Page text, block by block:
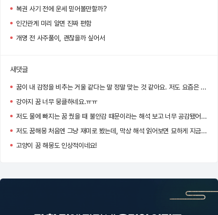
복권 사기 전에 운세 믿어볼만할까?
인간관계 미리 알면 진짜 편함
개명 전 사주풀이, 괜찮을까 싶어서
새댓글
꿈이 내 감정을 비추는 거울 같다는 말 정말 맞는 것 같아요. 저도 요즘은 아침마다 꿈을 기록하게 됐어요 :)
강아지 꿈 너무 뭉클하네요.ㅠㅠ
저도 물에 빠지는 꿈 꿨을 때 불안감 때문이라는 해석 보고 너무 공감됐어요…
저도 꿈해몽 처음엔 그냥 재미로 봤는데, 막상 해석 읽어보면 묘하게 지금 내 상황이랑 맞아서 소름 돋더라고요!
고양이 꿈 해몽도 인상적이네요!